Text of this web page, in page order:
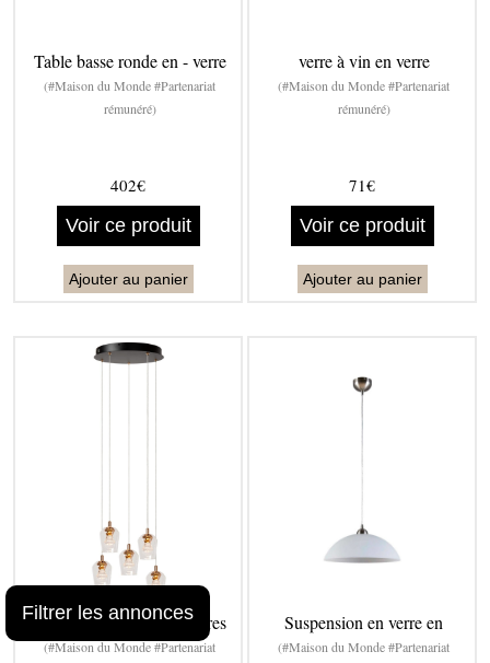
Table basse ronde en - verre
(#Maison du Monde #Partenariat
rémunéré)
402€
Voir ce produit
Ajouter au panier
verre à vin en verre
(#Maison du Monde #Partenariat
rémunéré)
71€
Voir ce produit
Ajouter au panier
Suspension verre 5 lumières
(#Maison du Monde #Partenariat
Suspension en verre en
(#Maison du Monde #Partenariat
Filtrer les annonces